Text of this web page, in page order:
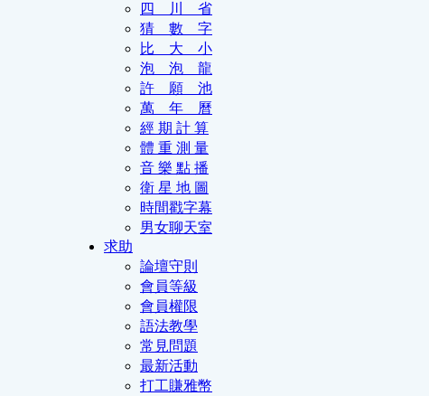
四 川 省
猜 數 字
比 大 小
泡 泡 龍
許 願 池
萬 年 曆
經 期 計 算
體 重 測 量
音 樂 點 播
衛 星 地 圖
時間戳字幕
男女聊天室
求助
論壇守則
會員等級
會員權限
語法教學
常見問題
最新活動
打工賺雅幣